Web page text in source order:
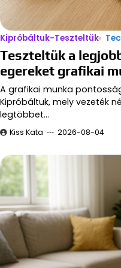
Kipróbáltuk-Teszteltük
Teszteltük a
egereket grafikai
A grafikai munka
Kipróbáltuk, mely vezeték
legtöbbet…
Kiss Kata 2026-08-04